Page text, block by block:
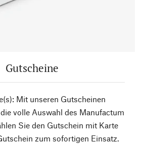
Gutscheine
Mit unseren Gutscheinen
volle Auswahl des Manufactum
Sie den Gutschein mit Karte
zum sofortigen Einsatz.